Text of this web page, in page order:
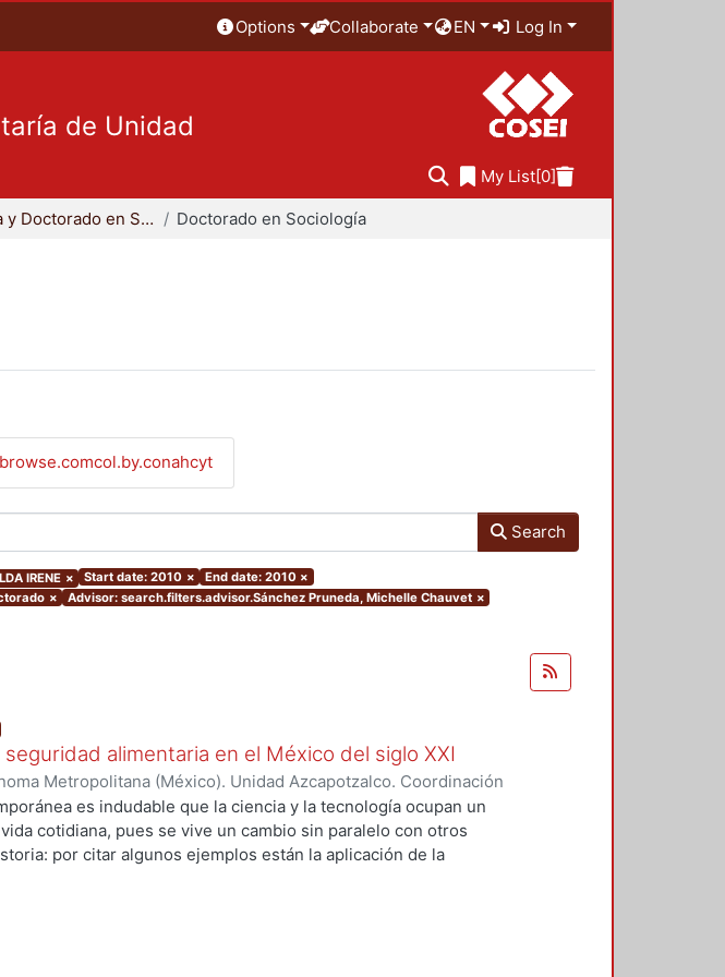
Options Collaborate EN Log In
de Unidad
My List[0]
Maestría y Doctorado en Sociología Doctorado en Sociología
browse.comcol.by.conahcyt
Search
IRENE × Start date: 2010 × End date: 2010 ×
× Advisor: search.filters.advisor.Sánchez Pruneda, Michelle Chauvet ×
alimentaria en el México del siglo XXI
Metropolitana (México). Unidad Azcapotzalco. Coordinación
,2010-11-12)COTA GUZMAN, HILDA IRENE
es indudable que la ciencia y la tecnología ocupan un
cotidiana, pues se vive un cambio sin paralelo con otros
por citar algunos ejemplos están la aplicación de la